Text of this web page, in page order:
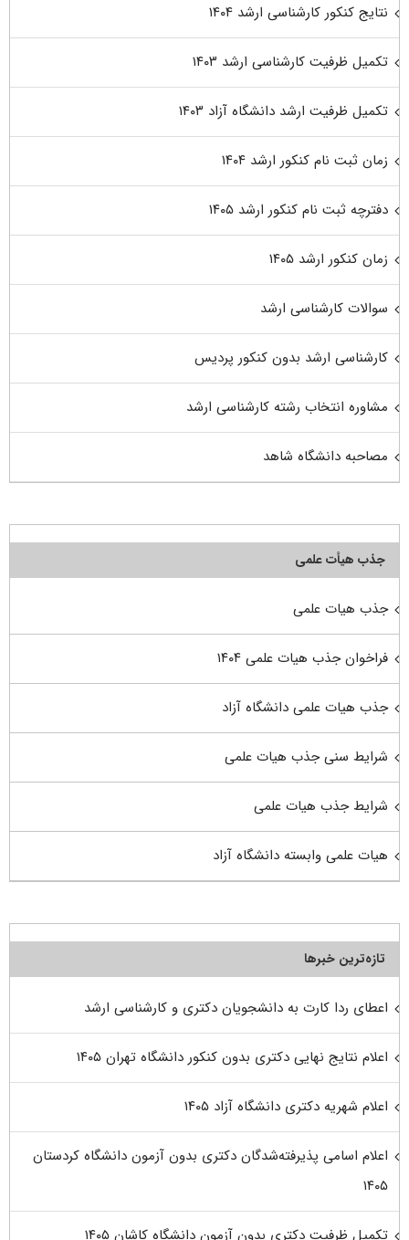
نتایج کنکور کارشناسی ارشد ۱۴۰۴
تکمیل ظرفیت کارشناسی ارشد ۱۴۰۳
تکمیل ظرفیت ارشد دانشگاه آزاد ۱۴۰۳
زمان ثبت نام کنکور ارشد ۱۴۰۴
دفترچه ثبت نام کنکور ارشد ۱۴۰۵
زمان کنکور ارشد ۱۴۰۵
سوالات کارشناسی ارشد
کارشناسی ارشد بدون کنکور پردیس
مشاوره انتخاب رشته کارشناسی ارشد
مصاحبه دانشگاه شاهد
جذب هیأت علمی
جذب هیات علمی
فراخوان جذب هیات علمی ۱۴۰۴
جذب هیات علمی دانشگاه آزاد
شرایط سنی جذب هیات علمی
شرایط جذب هیات علمی
هیات علمی وابسته دانشگاه آزاد
تازه‌ترین خبرها
اعطای ردا کارت به دانشجویان دکتری و کارشناسی ارشد
اعلام نتایج نهایی دکتری بدون کنکور دانشگاه تهران ۱۴۰۵
اعلام شهریه دکتری دانشگاه آزاد ۱۴۰۵
اعلام اسامی پذیرفته‌شدگان دکتری بدون آزمون دانشگاه کردستان
۱۴۰۵